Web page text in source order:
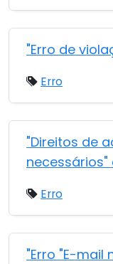
"Erro de
Erro
"Direitos de
necessários"
Erro
"Erro "E-mail